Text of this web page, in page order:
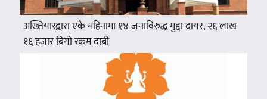
अख्तियारद्वारा एकै महिनामा १४ जनाविरुद्ध मुद्दा दायर, २६ लाख
१६ हजार बिगो रकम दाबी